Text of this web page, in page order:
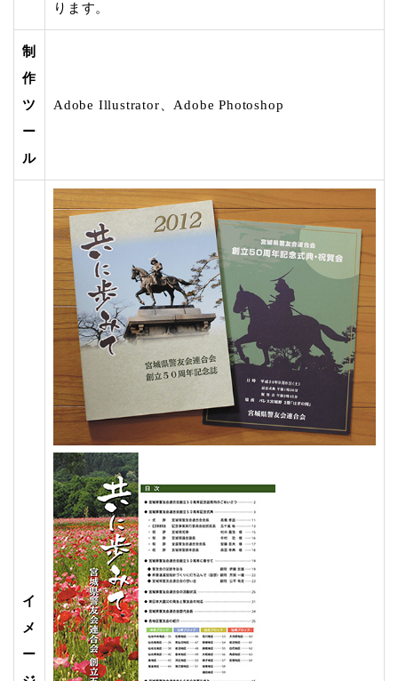
ります。
制
作
ツ
ー
ル
Adobe Illustrator、Adobe Photoshop
イ
メ
ー